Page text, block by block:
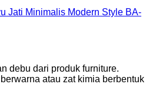
debu dari produk furniture.
atau zat kimia berbentuk